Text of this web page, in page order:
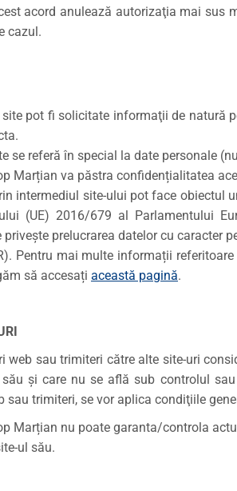
acord anulează autorizaţia mai sus
cazul.
pot fi solicitate informaţii de natură
se referă în special la date personale
Marțian va păstra confidențialitatea
intermediul site-ului pot face obiectul
(UE) 2016/679 al Parlamentului
priveşte prelucrarea datelor cu caracter
Pentru mai multe informații
să accesați această pagină.
web sau trimiteri către alte site-uri
şi care nu se află sub controlul
sau trimiteri, se vor aplica condiţiile
Marțian nu poate garanta/controla
ul său.